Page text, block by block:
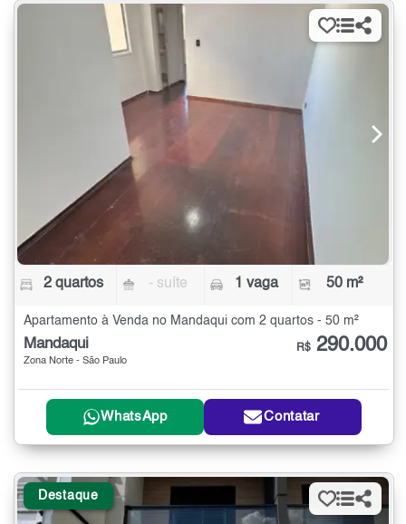
2 quartos - suíte 1 vaga 50 m²
Apartamento à Venda no Mandaqui com 2 quartos - 50 m²
Mandaqui
Zona Norte - São Paulo
R$ 290.000
WhatsApp Contatar
Destaque